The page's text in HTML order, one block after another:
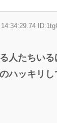
人たちい
ハッキリ